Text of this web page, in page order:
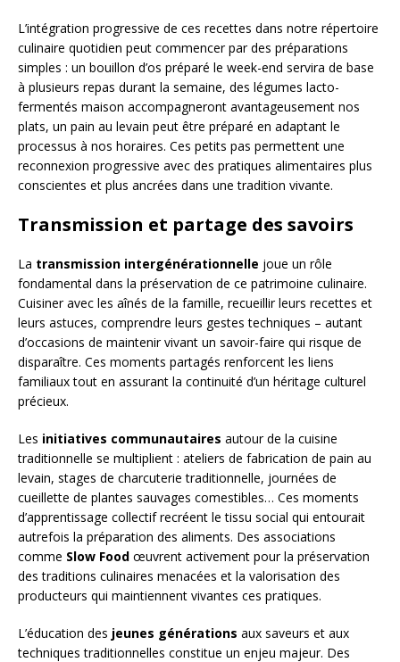
L’intégration progressive de ces recettes dans notre répertoire
culinaire quotidien peut commencer par des préparations
simples : un bouillon d’os préparé le week-end servira de base
à plusieurs repas durant la semaine, des légumes lacto-
fermentés maison accompagneront avantageusement nos
plats, un pain au levain peut être préparé en adaptant le
processus à nos horaires. Ces petits pas permettent une
reconnexion progressive avec des pratiques alimentaires plus
conscientes et plus ancrées dans une tradition vivante.
Transmission et partage des savoirs
La transmission intergénérationnelle joue un rôle
fondamental dans la préservation de ce patrimoine culinaire.
Cuisiner avec les aînés de la famille, recueillir leurs recettes et
leurs astuces, comprendre leurs gestes techniques – autant
d’occasions de maintenir vivant un savoir-faire qui risque de
disparaître. Ces moments partagés renforcent les liens
familiaux tout en assurant la continuité d’un héritage culturel
précieux.
Les initiatives communautaires autour de la cuisine
traditionnelle se multiplient : ateliers de fabrication de pain au
levain, stages de charcuterie traditionnelle, journées de
cueillette de plantes sauvages comestibles… Ces moments
d’apprentissage collectif recréent le tissu social qui entourait
autrefois la préparation des aliments. Des associations
comme Slow Food œuvrent activement pour la préservation
des traditions culinaires menacées et la valorisation des
producteurs qui maintiennent vivantes ces pratiques.
L’éducation des jeunes générations aux saveurs et aux
techniques traditionnelles constitue un enjeu majeur. Des